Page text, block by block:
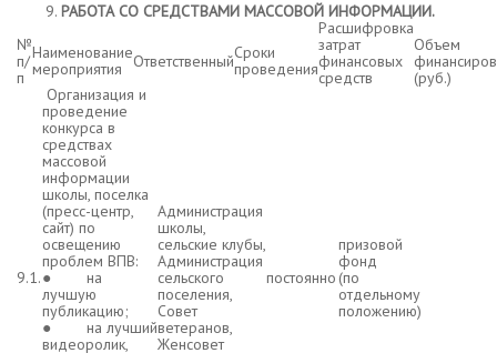
РАБОТА СО СРЕДСТВАМИ МАССОВОЙ ИНФОРМАЦИИ.
№
п/
п
Наименование
мероприятия
ОтветственныйСроки
проведения
Расшифровка
затрат
финансовых
средств
Объем
(руб.)
9.1.
Организация и
проведение
конкурса в
средствах
массовой
информации
школы, поселка
(пресс-центр,
сайт) по
освещению
проблем ВПВ:
● на
лучшую
публикацию;
● на лучший
видеоролик,
Администрация
школы,
сельские клубы,
Администрация
сельского
поселения,
Совет
ветеранов,
Женсовет
постоянно
призовой
фонд
(по
отдельному
положению)